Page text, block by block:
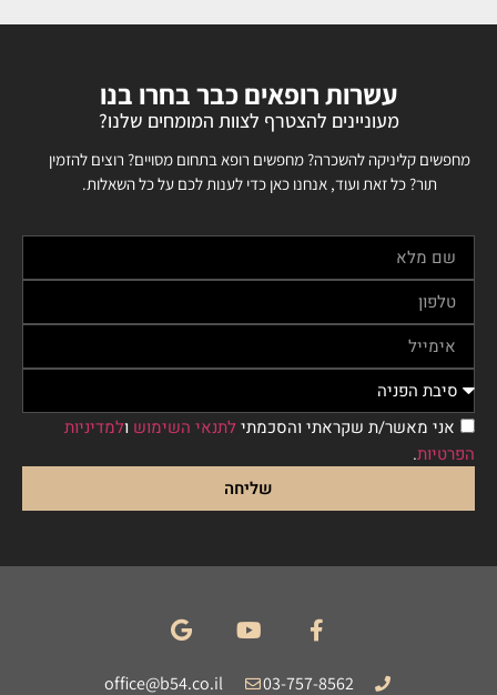
עשרות רופאים כבר בחרו בנו
מעוניינים להצטרף לצוות המומחים שלנו?
מחפשים קליניקה להשכרה? מחפשים רופא בתחום מסויים? רוצים להזמין
תור? כל זאת ועוד, אנחנו כאן כדי לענות לכם על כל השאלות.
אני מאשר/ת שקראתי והסכמתי לתנאי השימוש ולמדיניות
הפרטיות.
שליחה
03-757-8562
office@b54.co.il